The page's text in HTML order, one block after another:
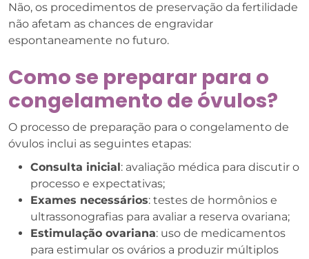
Não, os procedimentos de preservação da fertilidade
não afetam as chances de engravidar
espontaneamente no futuro.
Como se preparar para o
congelamento de óvulos?
O processo de preparação para o congelamento de
óvulos inclui as seguintes etapas:
Consulta inicial: avaliação médica para discutir o
processo e expectativas;
Exames necessários: testes de hormônios e
ultrassonografias para avaliar a reserva ovariana;
Estimulação ovariana: uso de medicamentos
para estimular os ovários a produzir múltiplos